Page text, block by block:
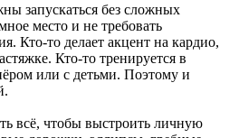
запускаться без сложных
место и не требовать
Кто-то делает акцент на кардио,
Кто-то тренируется в
или с детьми. Поэтому и
всё, чтобы выстроить личную